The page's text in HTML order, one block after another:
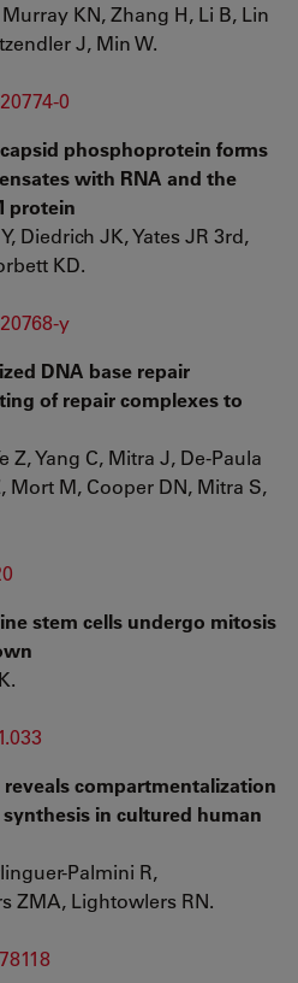
KN, Zhang H, Li B, Lin
J, Min W.
0
phosphoprotein forms
with RNA and the
protein
Diedrich JK, Yates JR 3rd,
KD.
y
DNA base repair
of repair complexes to
Z, Yang C, Mitra J, De-Paula
Mort M, Cooper DN, Mitra S,
stem cells undergo mitosis
compartmentalization
in cultured human
Palmini R,
ZMA, Lightowlers RN.